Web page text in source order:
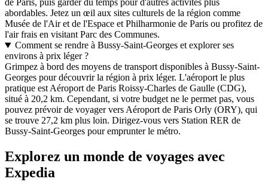
de Paris, puis garder du temps pour d'autres activités plus
abordables. Jetez un œil aux sites culturels de la région comme
Musée de l'Air et de l'Espace et Philharmonie de Paris ou profitez de
l'air frais en visitant Parc des Communes.
Comment se rendre à Bussy-Saint-Georges et explorer ses
environs à prix léger ?
Grimpez à bord des moyens de transport disponibles à Bussy-Saint-
Georges pour découvrir la région à prix léger. L'aéroport le plus
pratique est Aéroport de Paris Roissy-Charles de Gaulle (CDG),
situé à 20,2 km. Cependant, si votre budget ne le permet pas, vous
pouvez prévoir de voyager vers Aéroport de Paris Orly (ORY), qui
se trouve 27,2 km plus loin. Dirigez-vous vers Station RER de
Bussy-Saint-Georges pour emprunter le métro.
Explorez un monde de voyages avec
Expedia